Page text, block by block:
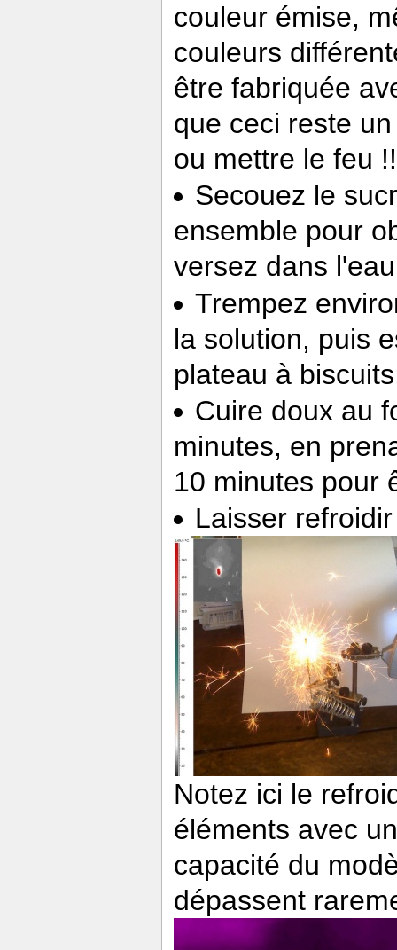
couleur émise,
couleurs
être fabriquée
que ceci reste
ou mettre le feu
Secouez le
ensemble pour
versez dans
Trempez
la solution, puis
plateau à
Cuire doux au
minutes, en
10 minutes pour
Laisser
Notez ici le
éléments avec
capacité du
dépassent